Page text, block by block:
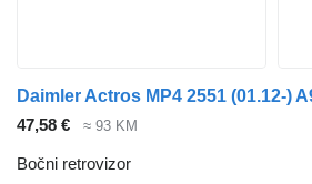
47,58 € ≈ 93 KM
Bočni retrovizor